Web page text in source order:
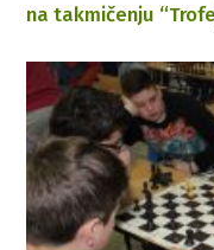
na takmičenju